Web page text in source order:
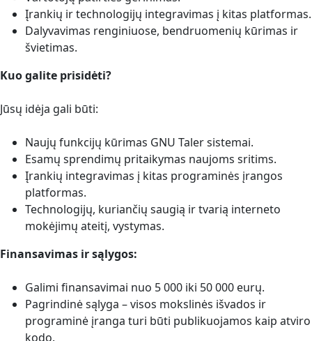
Įrankių ir technologijų integravimas į kitas platformas.
Dalyvavimas renginiuose, bendruomenių kūrimas ir
švietimas.
Kuo galite prisidėti?
Jūsų idėja gali būti:
Naujų funkcijų kūrimas GNU Taler sistemai.
Esamų sprendimų pritaikymas naujoms sritims.
Įrankių integravimas į kitas programinės įrangos
platformas.
Technologijų, kuriančių saugią ir tvarią interneto
mokėjimų ateitį, vystymas.
Finansavimas ir sąlygos:
Galimi finansavimai nuo 5 000 iki 50 000 eurų.
Pagrindinė sąlyga – visos mokslinės išvados ir
programinė įranga turi būti publikuojamos kaip atviro
kodo.